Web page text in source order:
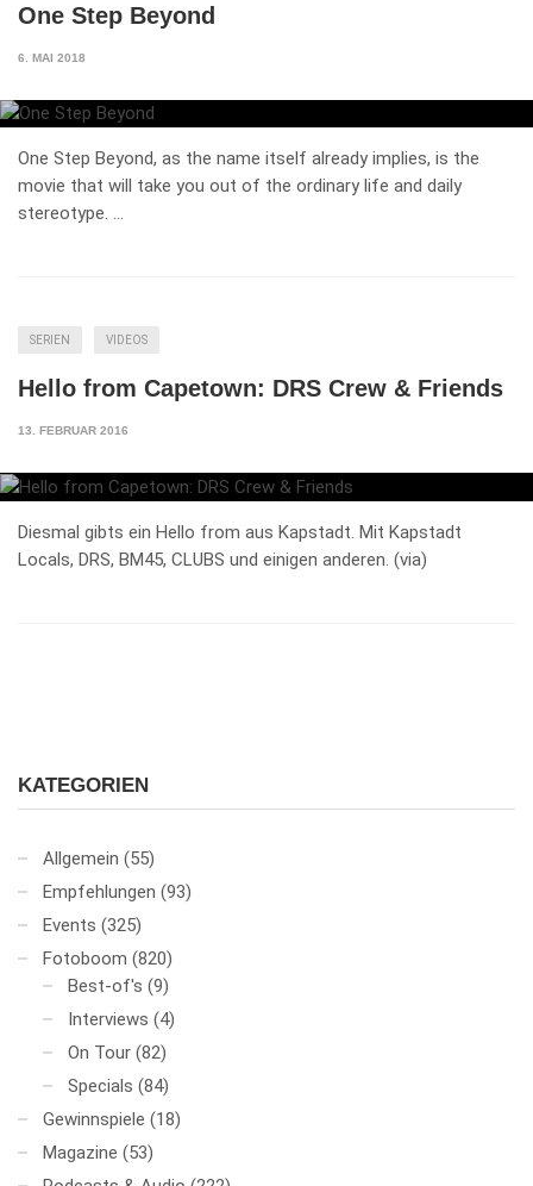
One Step Beyond
6. MAI 2018
One Step Beyond, as the name itself already implies, is the
movie that will take you out of the ordinary life and daily
stereotype. …
SERIEN VIDEOS
Hello from Capetown: DRS Crew & Friends
13. FEBRUAR 2016
Diesmal gibts ein Hello from aus Kapstadt. Mit Kapstadt
Locals, DRS, BM45, CLUBS und einigen anderen. (via)
KATEGORIEN
Allgemein (55)
Empfehlungen (93)
Events (325)
Fotoboom (820)
Best-of's (9)
Interviews (4)
On Tour (82)
Specials (84)
Gewinnspiele (18)
Magazine (53)